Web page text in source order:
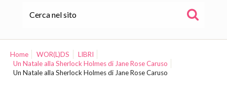
WOR(L)DS
Home WOR(L)DS
LIBRI
Un Natale alla Sherlock Holmes di Jane Rose Caruso
Un Natale alla Sherlock Holmes di Jane Rose Caruso